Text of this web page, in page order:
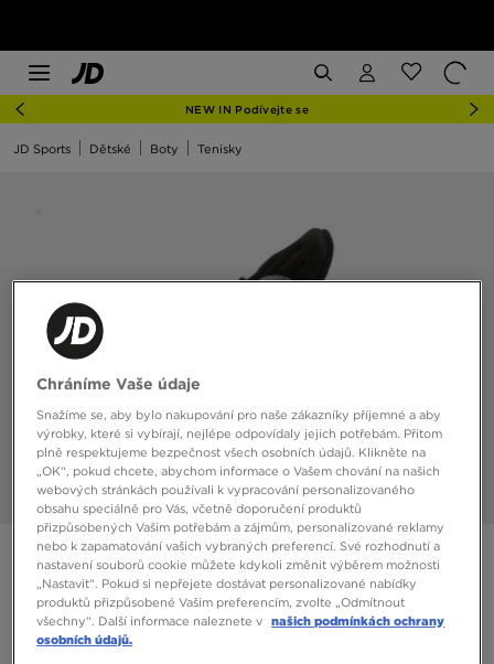
NEW IN Podívejte se
JD Sports Dětské Boty Tenisky
ONLY AT JD
NIKE AIR MAX 95 SE LTR BG
2290 Kč
Chráníme Vaše údaje
Snažíme se, aby bylo nakupování pro naše zákazníky příjemné a aby
výrobky, které si vybírají, nejlépe odpovídaly jejich potřebám. Přitom
plně respektujeme bezpečnost všech osobních údajů. Klikněte na
„OK“, pokud chcete, abychom informace o Vašem chování na našich
webových stránkách používali k vypracování personalizovaného
obsahu speciálně pro Vás, včetně doporučení produktů
přizpůsobených Vašim potřebám a zájmům, personalizované reklamy
nebo k zapamatování vašich vybraných preferencí. Své rozhodnutí a
nastavení souborů cookie můžete kdykoli změnit výběrem možnosti
„Nastavit“. Pokud si nepřejete dostávat personalizované nabídky
produktů přizpůsobené Vašim preferencím, zvolte „Odmítnout
všechny“. Další informace naleznete v našich podmínkách ochrany
osobních údajů.